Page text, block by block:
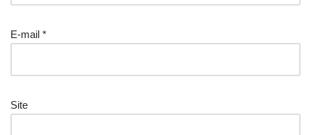
E-mail *
Site